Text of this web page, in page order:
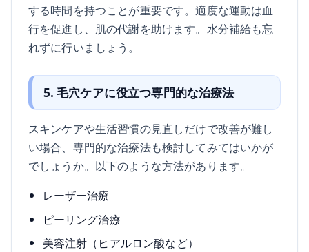
する時間を持つことが重要です。適度な運動は血
行を促進し、肌の代謝を助けます。水分補給も忘
れずに行いましょう。
5. 毛穴ケアに役立つ専門的な治療法
スキンケアや生活習慣の見直しだけで改善が難し
い場合、専門的な治療法も検討してみてはいかが
でしょうか。以下のような方法があります。
レーザー治療
ピーリング治療
美容注射（ヒアルロン酸など）